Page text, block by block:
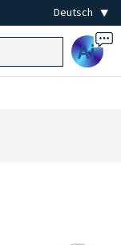
Ai